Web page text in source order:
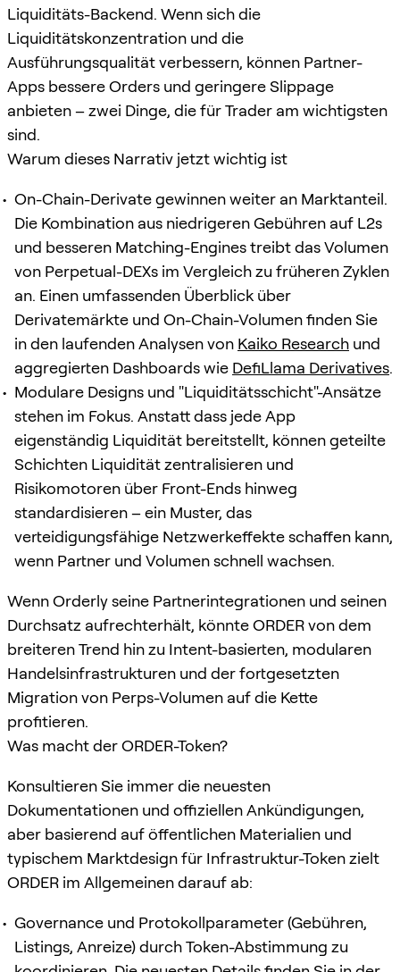
Liquiditäts-Backend. Wenn sich die
Liquiditätskonzentration und die
Ausführungsqualität verbessern, können Partner-
Apps bessere Orders und geringere Slippage
anbieten – zwei Dinge, die für Trader am wichtigsten
sind.
Warum dieses Narrativ jetzt wichtig ist
On-Chain-Derivate gewinnen weiter an Marktanteil.
Die Kombination aus niedrigeren Gebühren auf L2s
und besseren Matching-Engines treibt das Volumen
von Perpetual-DEXs im Vergleich zu früheren Zyklen
an. Einen umfassenden Überblick über
Derivatemärkte und On-Chain-Volumen finden Sie
in den laufenden Analysen von Kaiko Research und
aggregierten Dashboards wie DefiLlama Derivatives.
Modulare Designs und "Liquiditätsschicht"-Ansätze
stehen im Fokus. Anstatt dass jede App
eigenständig Liquidität bereitstellt, können geteilte
Schichten Liquidität zentralisieren und
Risikomotoren über Front-Ends hinweg
standardisieren – ein Muster, das
verteidigungsfähige Netzwerkeffekte schaffen kann,
wenn Partner und Volumen schnell wachsen.
Wenn Orderly seine Partnerintegrationen und seinen
Durchsatz aufrechterhält, könnte ORDER von dem
breiteren Trend hin zu Intent-basierten, modularen
Handelsinfrastrukturen und der fortgesetzten
Migration von Perps-Volumen auf die Kette
profitieren.
Was macht der ORDER-Token?
Konsultieren Sie immer die neuesten
Dokumentationen und offiziellen Ankündigungen,
aber basierend auf öffentlichen Materialien und
typischem Marktdesign für Infrastruktur-Token zielt
ORDER im Allgemeinen darauf ab:
Governance und Protokollparameter (Gebühren,
Listings, Anreize) durch Token-Abstimmung zu